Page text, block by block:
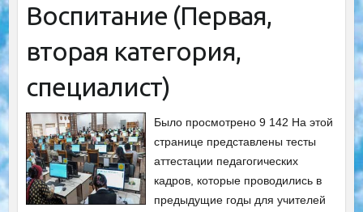
Воспитание (Первая,
вторая категория,
специалист)
Было просмотрено 9 142 На этой
странице представлены тесты
аттестации педагогических
кадров, которые проводились в
предыдущие годы для учителей